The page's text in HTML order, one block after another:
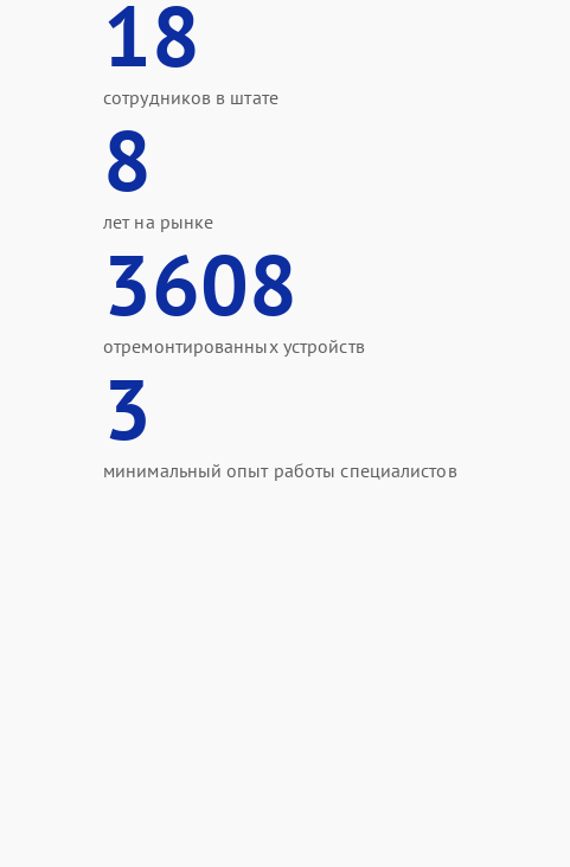
18
сотрудников в штате
8
лет на рынке
3608
отремонтированных устройств
3
минимальный опыт работы специалистов